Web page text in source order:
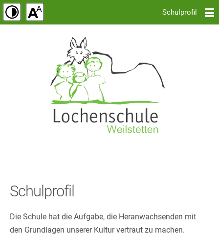
Schulprofil
Schulprofil
Die Schule hat die Aufgabe, die Heranwachsenden mit
den Grundlagen unserer Kultur vertraut zu machen.